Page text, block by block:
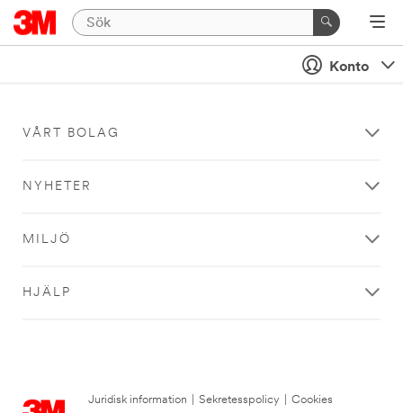
Konto
VÅRT BOLAG
NYHETER
MILJÖ
HJÄLP
Juridisk information Sekretesspolicy
Cookies